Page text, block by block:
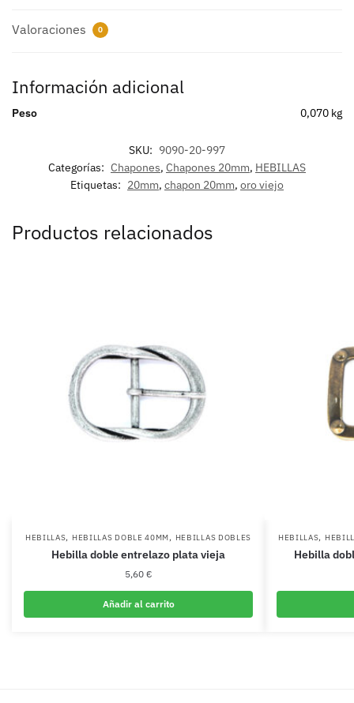
Valoraciones 0
Información adicional
Peso 0,070 kg
SKU: 9090-20-997
Categorías: Chapones, Chapones 20mm, HEBILLAS
Etiquetas: 20mm, chapon 20mm, oro viejo
Productos relacionados
HEBILLAS, HEBILLAS DOBLE 40MM, HEBILLAS DOBLES
Hebilla doble entrelazo plata vieja
5,60 €
Añadir al carrito
HEBILLAS,
Hebilla